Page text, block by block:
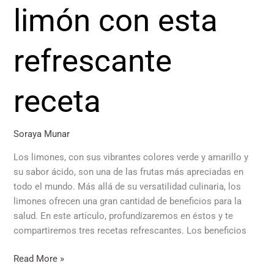
limón con esta
refrescante
receta
Soraya Munar
Los limones, con sus vibrantes colores verde y amarillo y
su sabor ácido, son una de las frutas más apreciadas en
todo el mundo. Más allá de su versatilidad culinaria, los
limones ofrecen una gran cantidad de beneficios para la
salud. En este artículo, profundizaremos en éstos y te
compartiremos tres recetas refrescantes. Los beneficios
Read More »